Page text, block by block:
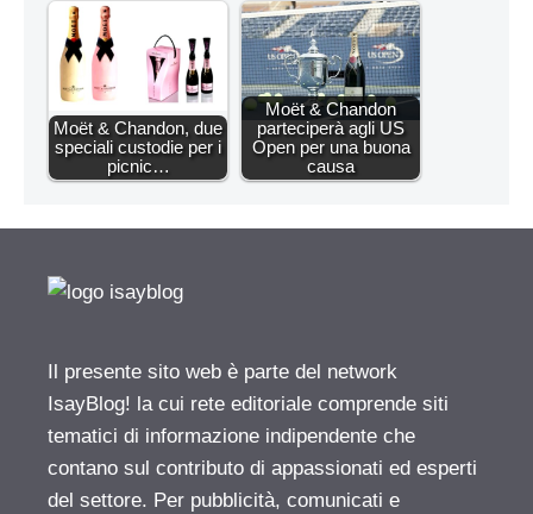
Moët & Chandon, due
speciali custodie per i
picnic…
Moët & Chandon
parteciperà agli US
Open per una buona
causa
Il presente sito web è parte del network
IsayBlog! la cui rete editoriale comprende siti
tematici di informazione indipendente che
contano sul contributo di appassionati ed esperti
del settore. Per pubblicità, comunicati e